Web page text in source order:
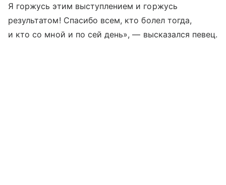
Я горжусь этим выступлением и горжусь
результатом! Спасибо всем, кто болел тогда,
и кто со мной и по сей день», — высказался певец.